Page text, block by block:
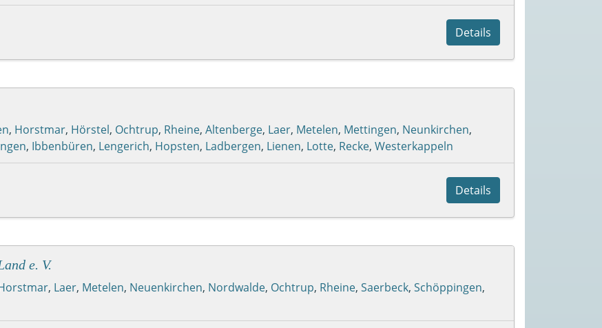
Details
, Horstmar, Hörstel, Ochtrup, Rheine, Altenberge, Laer, Metelen, Mettingen, Neunkirchen,
, Ibbenbüren, Lengerich, Hopsten, Ladbergen, Lienen, Lotte, Recke, Westerkappeln
Details
e. V.
, Laer, Metelen, Neuenkirchen, Nordwalde, Ochtrup, Rheine, Saerbeck, Schöppingen,